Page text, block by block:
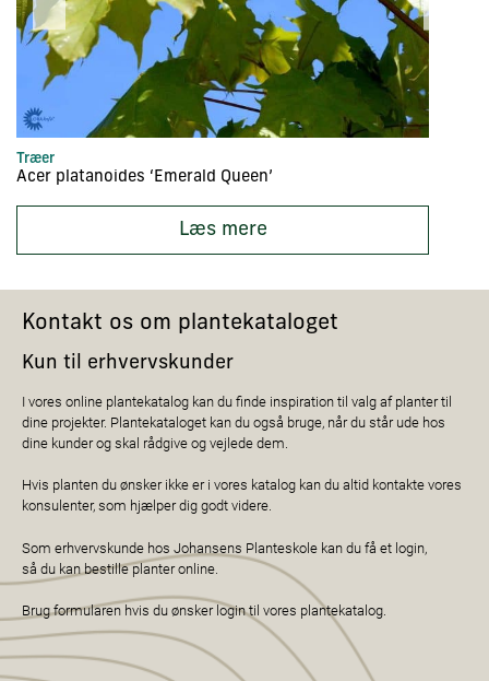
Træer
Acer platanoides ‘Emerald Queen’
Læs mere
Kontakt os om plantekataloget
Kun til erhvervskunder
I vores online plantekatalog kan du finde inspiration til valg af planter til
dine projekter. Plantekataloget kan du også bruge, når du står ude hos
dine kunder og skal rådgive og vejlede dem.
Hvis planten du ønsker ikke er i vores katalog kan du altid kontakte vores
konsulenter, som hjælper dig godt videre.
Som erhvervskunde hos Johansens Planteskole kan du få et login,
så du kan bestille planter online.
Brug formularen hvis du ønsker login til vores plantekatalog.